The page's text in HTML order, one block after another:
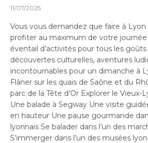
11/07/2025
Vous vous demandez que faire à
profiter au maximum de votre journée
éventail d’activités pour tous les goûts
découvertes culturelles, aventures
incontournables pour un dimanche à
Flâner sur les quais de Saône et du
parc de la Tête d’Or Explorer le Vieux-
Une balade à Segway Une visite
en hauteur Une pause gourmande
lyonnais Se balader dans l’un des
S’immerger dans l’un des musées